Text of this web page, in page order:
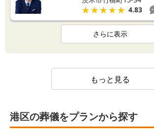
★★★★★
★★★★★ 4.83
さらに表示
もっと見る
港区の葬儀をプランから探す